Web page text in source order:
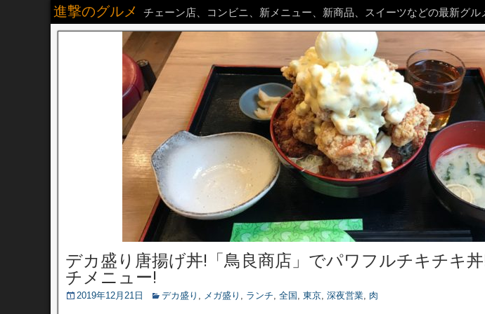
進撃のグルメ チェーン店、コンビニ、新メニュー、新商品、スイーツなどの最新グル
デカ盛り唐揚げ丼!「鳥良商店」でパワフルチキチキ
チメニュー!
2019年12月21日 デカ盛り , メガ盛り , ランチ, 全国 , 東京, 深夜営業, 肉